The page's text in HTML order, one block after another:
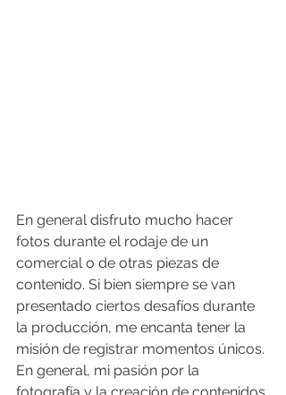
En general disfruto mucho hacer
fotos durante el rodaje de un
comercial o de otras piezas de
contenido. Si bien siempre se van
presentado ciertos desafíos durante
la producción, me encanta tener la
misión de registrar momentos únicos.
En general, mi pasión por la
fotografía y la creación de contenidos